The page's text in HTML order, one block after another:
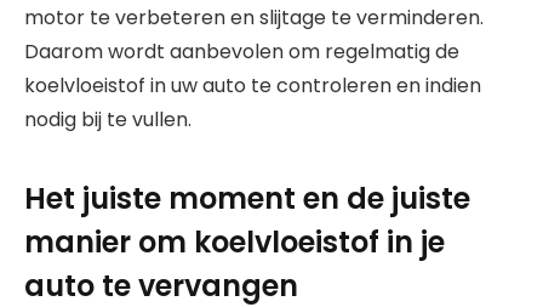
motor te verbeteren en slijtage te verminderen.
Daarom wordt aanbevolen om regelmatig de
koelvloeistof in uw auto te controleren en indien
nodig bij te vullen.
Het juiste moment en de juiste
manier om koelvloeistof in je
auto te vervangen